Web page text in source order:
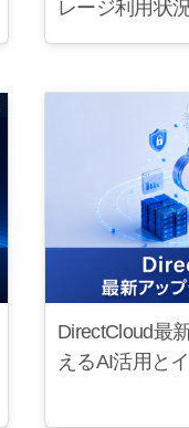
レージ利用状
DirectCloud最
えるAI活用と